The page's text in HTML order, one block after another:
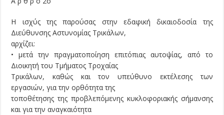
Η ισχύς της παρούσας στην εδαφική δικαιοδοσία της
Διεύθυνσης Αστυνομίας Τρικάλων,
αρχίζει:
• μετά την πραγματοποίηση επιτόπιας αυτοψίας, από το
Διοικητή του Τμήματος Τροχαίας
Τρικάλων, καθώς και τον υπεύθυνο εκτέλεσης των
εργασιών, για την ορθότητα της
τοποθέτησης της προβλεπόμενης κυκλοφοριακής σήμανσης
και για την αναγκαιότητα